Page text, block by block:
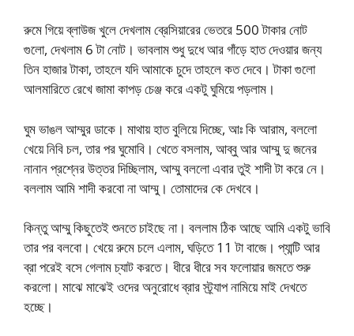
রুমে গিয়ে ব্লাউজ খুলে দেখলাম ব্রেসিয়ারের ভেতরে 500 টাকার নোট
গুলো, দেখলাম 6 টা নোট। ভাবলাম শুধু দুধে আর গাঁড়ে হাত দেওয়ার জন্য
তিন হাজার টাকা, তাহলে যদি আমাকে চুদে তাহলে কত দেবে। টাকা গুলো
আলমারিতে রেখে জামা কাপড় চেঞ্জ করে একটু ঘুমিয়ে পড়লাম।
ঘুম ভাঙল আম্মুর ডাকে। মাথায় হাত বুলিয়ে দিচ্ছে, আঃ কি আরাম, বললো
খেয়ে নিবি চল, তার পর ঘুমোবি। খেতে বসলাম, আব্বু আর আম্মু দু জনের
নানান প্রশ্নের উত্তর দিচ্ছিলাম, আম্মু বললো এবার তুই শাদী টা করে নে।
বললাম আমি শাদী করবো না আম্মু। তোমাদের কে দেখবে।
কিন্তু আম্মু কিছুতেই শুনতে চাইছে না। বললাম ঠিক আছে আমি একটু ভাবি
তার পর বলবো। খেয়ে রুমে চলে এলাম, ঘড়িতে 11 টা বাজে। প্যান্টি আর
ব্রা পরেই বসে গেলাম চ্যাট করতে। ধীরে ধীরে সব ফলোয়ার জমতে শুরু
করলো। মাঝে মাঝেই ওদের অনুরোধে ব্রার স্ট্র্যাপ নামিয়ে মাই দেখতে
হচ্ছে।